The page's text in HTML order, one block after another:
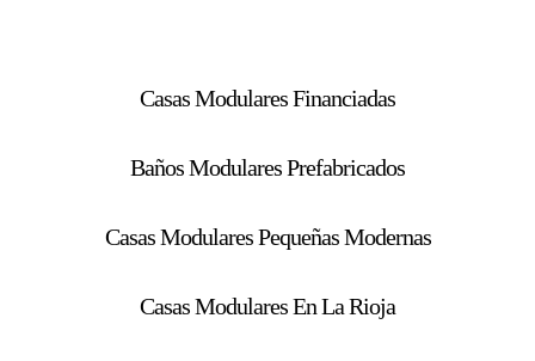
Casas Modulares Financiadas
Baños Modulares Prefabricados
Casas Modulares Pequeñas Modernas
Casas Modulares En La Rioja